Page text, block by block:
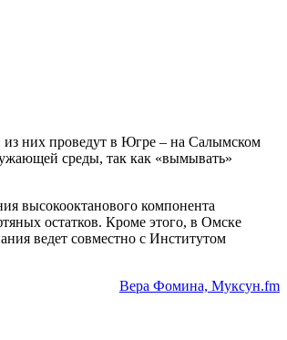
них проведут в Югре – на Салымском
среды, так как «вымывать»
высокооктанового компонента
остатков. Кроме этого, в Омске
ведет совместно с Институтом
Вера Фомина, Муксун.fm